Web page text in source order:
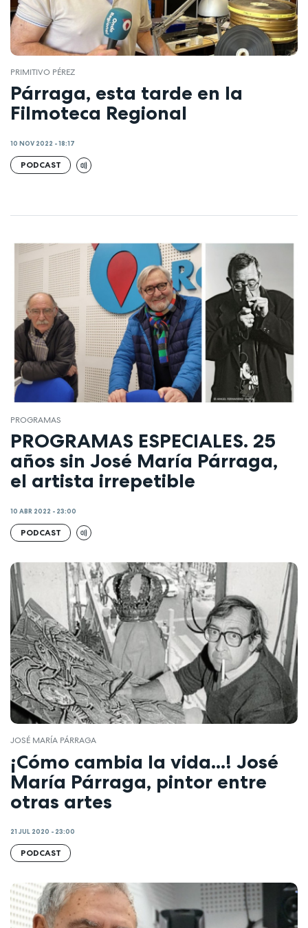
PRIMITIVO PÉREZ
Párraga, esta tarde en la
Filmoteca Regional
10 NOV 2022 - 18:17
PODCAST
PROGRAMAS
PROGRAMAS ESPECIALES. 25
años sin José María Párraga,
el artista irrepetible
10 ABR 2022 - 23:00
PODCAST
JOSÉ MARÍA PÁRRAGA
¡Cómo cambia la vida...! José
María Párraga, pintor entre
otras artes
21 JUL 2020 - 23:00
PODCAST